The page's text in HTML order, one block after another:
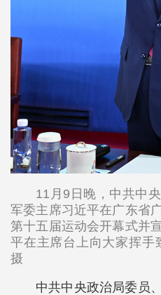
11月9日晚，中共中
军委主席习近平在广东省
第十五届运动会开幕式并
平在主席台上向大家挥手
摄
中共中央政治局委员